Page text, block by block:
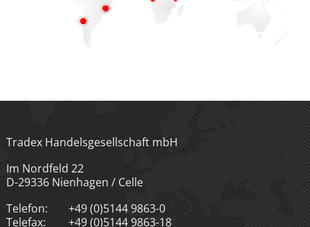
Tradex Handelsgesellschaft mbH
Im Nordfeld 22
D-29336 Nienhagen / Celle
Telefon:
+49 (0)5144 9863-0
Telefax:
+49 (0)5144 9863-18